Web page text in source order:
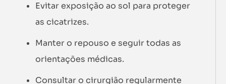
Evitar exposição ao sol para proteger
as cicatrizes.
Manter o repouso e seguir todas as
orientações médicas.
Consultar o cirurgião regularmente